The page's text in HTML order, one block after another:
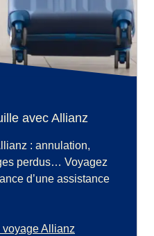
avec Allianz
: annulation,
perdus… Voyagez
d’une assistance
Allianz